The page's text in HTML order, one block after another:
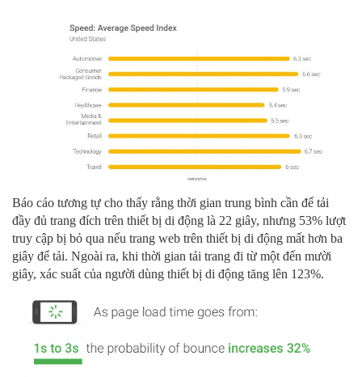
Báo cáo tương tự cho thấy rằng thời gian trung bình cần để tải
đầy đủ trang đích trên thiết bị di động là 22 giây, nhưng 53% lượt
truy cập bị bỏ qua nếu trang web trên thiết bị di động mất hơn ba
giây để tải. Ngoài ra, khi thời gian tải trang đi từ một đến mười
giây, xác suất của người dùng thiết bị di động tăng lên 123%.